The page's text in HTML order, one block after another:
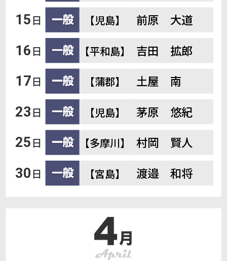
15日 【児島】 前原 大道
16日 【平和島】 吉田 拡郎
17日 【蒲郡】 土屋 南
23日 【児島】 茅原 悠紀
25日 【多摩川】 村岡 賢人
30日 【宮島】 渡邉 和将